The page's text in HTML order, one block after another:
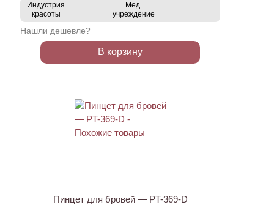
Индустрия
красоты
Мед.
учреждение
Нашли дешевле?
В корзину
Пинцет для бровей — PT-369-D